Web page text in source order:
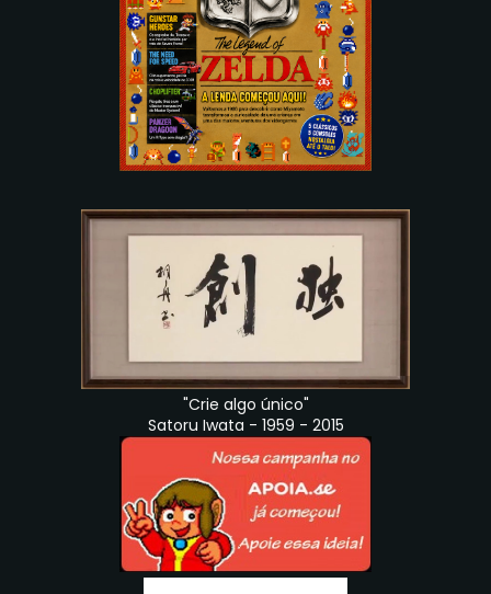
"Crie algo único"
Satoru Iwata - 1959 - 2015